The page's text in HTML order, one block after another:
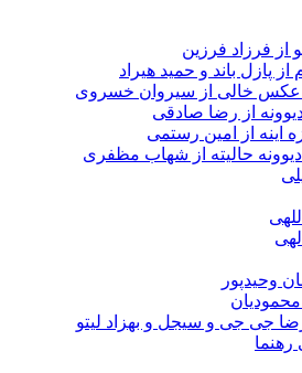
فرزین
و حمید هیراد
از سیروان خسروی
رضا صادقی
امین رستمی
از شهاب مظفری
و سیجل و بهزاد لیتو